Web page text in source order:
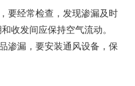
经常检查，发现渗漏及时
收发间应保持空气流动。
漏，要安装通风设备，保